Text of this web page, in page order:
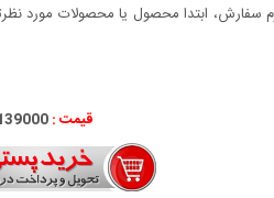
ابتدا محصول یا محصولات مورد
قیمت :139000